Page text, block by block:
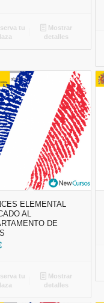
tu
Mostrar
detalles
ELEMENTAL
AL
DE
tu
Mostrar
detalles